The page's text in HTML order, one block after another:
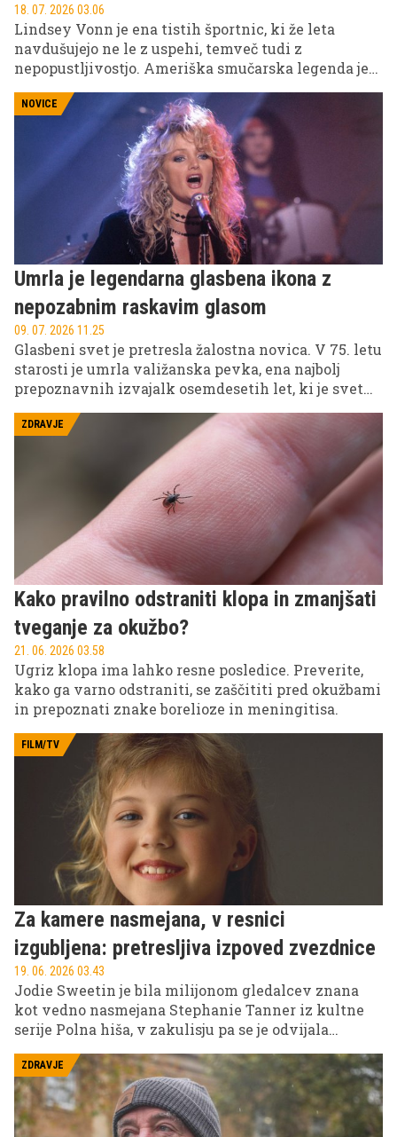
18. 07. 2026 03.06
Lindsey Vonn je ena tistih športnic, ki že leta
navdušujejo ne le z uspehi, temveč tudi z
nepopustljivostjo. Ameriška smučarska legenda je
ESPY v New Yorku, kjer je osupljala v elegantni črni
obleki modne hiše Gucci.
NOVICE
Umrla je legendarna glasbena ikona z
nepozabnim raskavim glasom
09. 07. 2026 11.25
Glasbeni svet je pretresla žalostna novica. V 75. letu
starosti je umrla valižanska pevka, ena najbolj
prepoznavnih izvajalk osemdesetih let, ki je svet
in "Holding Out for a Hero".
ZDRAVJE
Kako pravilno odstraniti klopa in zmanjšati
tveganje za okužbo?
21. 06. 2026 03.58
Ugriz klopa ima lahko resne posledice. Preverite,
kako ga varno odstraniti, se zaščititi pred okužbami
in prepoznati znake borelioze in meningitisa.
FILM/TV
Za kamere nasmejana, v resnici
izgubljena: pretresljiva izpoved zvezdnice
19. 06. 2026 03.43
Jodie Sweetin je bila milijonom gledalcev znana
kot vedno nasmejana Stephanie Tanner iz kultne
serije Polna hiša, v zakulisju pa se je odvijala
ene najbolj priljubljenih ameriških serij je dolgo časa
skrivala težko osebno bitko z odvisnostjo, ki jo je
kasneje sama odprto razkrila v intervjujih in
avtobiografiji.
ZDRAVJE